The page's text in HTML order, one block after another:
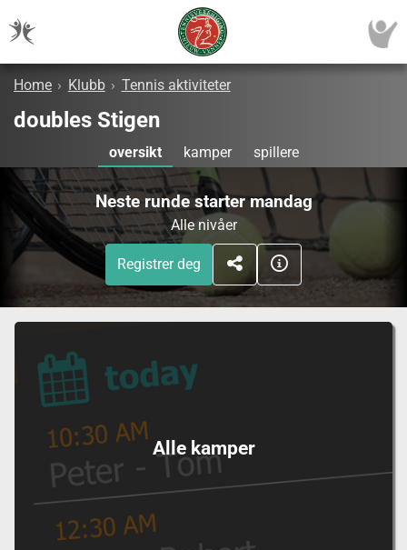
Home › Klubb › Tennis aktiviteter
doubles Stigen
oversikt kamper spillere
Neste runde starter mandag
Alle nivåer
Registrer deg
Alle kamper